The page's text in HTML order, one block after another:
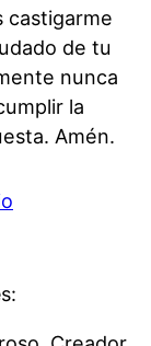
castigarme
de tu
nunca
la
Amén.